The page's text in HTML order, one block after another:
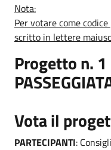
Nota:
Per votare come
scritto in lettere
Progetto n. 1
Vota il
PARTECIPANTI: